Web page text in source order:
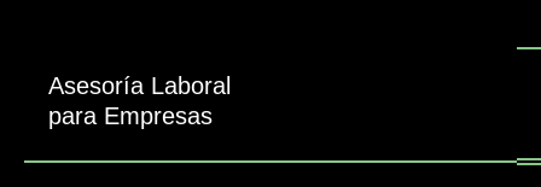
Asesoría Laboral
para Empresas